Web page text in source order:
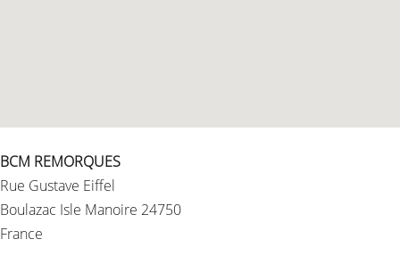
BCM REMORQUES
Rue Gustave Eiffel
Boulazac Isle Manoire 24750
France